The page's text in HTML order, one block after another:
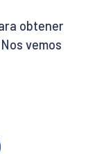
obtener
vemos